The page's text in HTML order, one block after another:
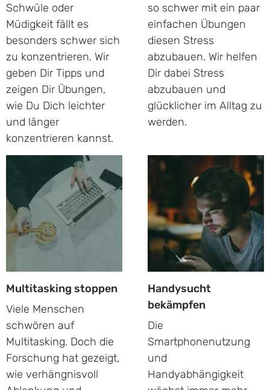
Schwüle oder
Müdigkeit fällt es
besonders schwer sich
zu konzentrieren. Wir
geben Dir Tipps und
zeigen Dir Übungen,
wie Du Dich leichter
und länger
konzentrieren kannst.
so schwer mit ein paar
einfachen Übungen
diesen Stress
abzubauen. Wir helfen
Dir dabei Stress
abzubauen und
glücklicher im Alltag zu
werden.
Multitasking stoppen
Viele Menschen
schwören auf
Multitasking. Doch die
Forschung hat gezeigt,
wie verhängnisvoll
Handysucht
bekämpfen
Die
Smartphonenutzung
und
Handyabhängigkeit